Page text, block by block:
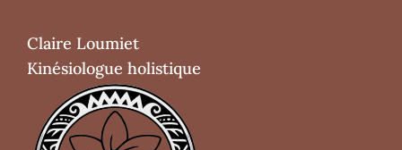
Claire Loumiet
Kinésiologue holistique